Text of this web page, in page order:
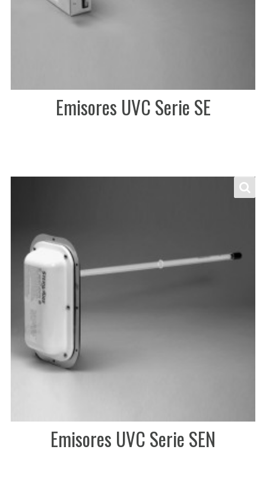
Emisores UVC Serie SE
Emisores UVC Serie SEN